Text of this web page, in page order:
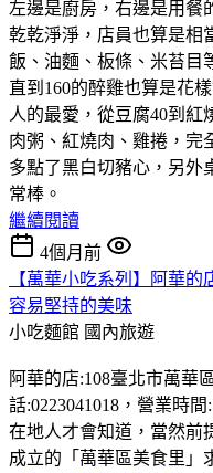
左邊是廚房，右邊是用餐
乾乾淨淨，店員也算是相
飯、油麵、板條、米苔目
直到160的醉雞也算是花
人的最愛，從豆腐40到紅
肉粥、紅燒肉、雞捲，完
多點了黑白切豬心，另外
常棒。
繼續閱讀
4個月前
【萬華小吃系列】阿華
容易堅持的美味
小吃麵館 國內旅遊
阿華的店:108臺北市萬華
話:0223041018，營業時
在地人才會知道，當然前
成立的「萬華區美食里」